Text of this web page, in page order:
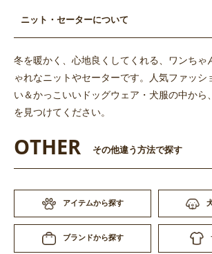
ニット・セーターについて
冬を暖かく、心地良くしてくれる、ワンちゃ
ゃれなニットやセーターです。人気ファッシ
い＆かっこいいドッグウェア・犬服の中から
を見つけてください。
OTHER その他違う方法で探す
アイテムから探す
ブランドから探す